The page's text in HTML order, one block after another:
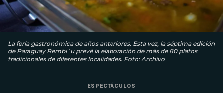
La feria gastronómica de años anteriores. Esta vez, la séptima edición
de Paraguay Rembi´u prevé la elaboración de más de 80 platos
tradicionales de diferentes localidades. Foto: Archivo
ESPECTÁCULOS